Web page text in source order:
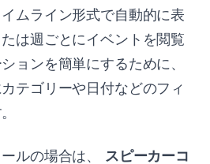
ムライン形式で自動的に表
は週ごとにイベントを閲覧
ョンを簡単にするために、
テゴリーや日付などのフィ
ルの場合は、 スピーカーコ